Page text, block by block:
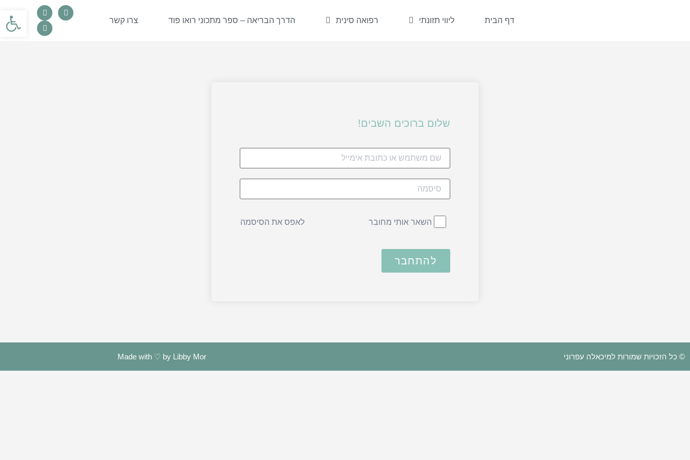
דף הבית ליווי תזונתי רפואה סינית הדרך הבריאה – ספר מתכוני רואו פוד צרו קשר
שלום ברוכים השבים!
השאר אותי מחובר לאפס את הסיסמה
להתחבר
© כל הזכויות שמורות למיכאלה עפרוני Made with ♡ by Libby Mor
פתח